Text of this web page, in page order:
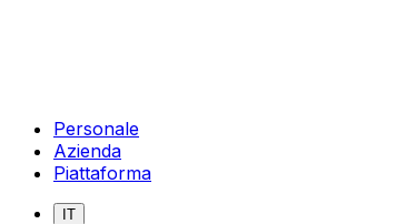
Personale
Azienda
Piattaforma
IT